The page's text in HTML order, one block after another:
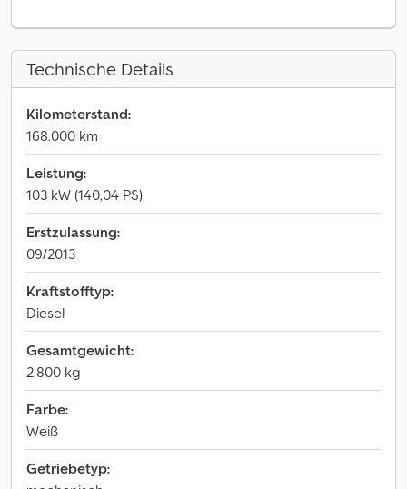
Technische Details
Kilometerstand:
168.000 km
Leistung:
103 kW (140,04 PS)
Erstzulassung:
09/2013
Kraftstofftyp:
Diesel
Gesamtgewicht:
2.800 kg
Farbe:
Weiß
Getriebetyp: